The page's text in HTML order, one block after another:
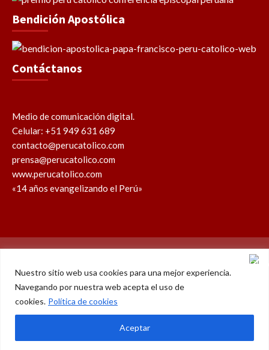
Nuestro sitio web usa cookies para una mejor experiencia.
Navegando por nuestra web acepta el uso de
cookies. Política de cookies
Aceptar
Bendición Apostólica
Contáctanos
Medio de comunicación digital.
Celular: +51 949 631 689
contacto@perucatolico.com
prensa@perucatolico.com
www.perucatolico.com
«14 años evangelizando el Perú»
Política de cookies Política de privacidad
WhatsAppFacebookYoutubeInstagram
X
© Derechos reservados 2026 – Perú Católico | 14 años
evangelizando el Perú